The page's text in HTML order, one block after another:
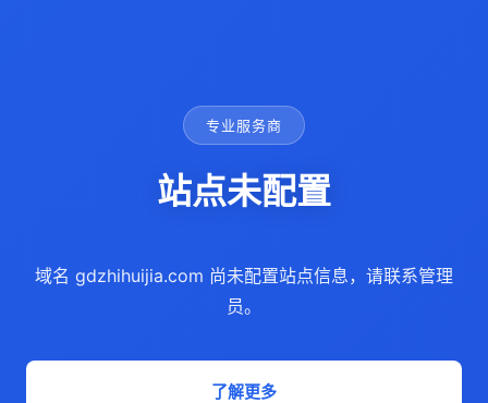
专业服务商
站点未配置
域名 gdzhihuijia.com 尚未配置站点信息，请联系管理
员。
了解更多